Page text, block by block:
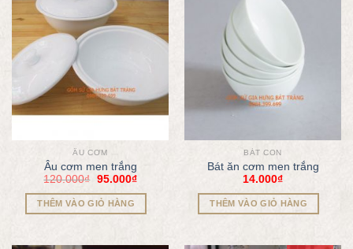
ÂU CƠM
Âu cơm men trắng
120.000₫ 95.000₫
THÊM VÀO GIỎ HÀNG
BÁT CON
Bát ăn cơm men trắng
14.000₫
THÊM VÀO GIỎ HÀNG